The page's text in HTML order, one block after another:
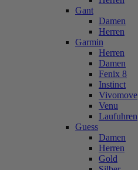
Gant
Damen
Herren
Garmin
Herren
Damen
Fenix 8
Instinct
Vivomove
Venu
Laufuhren
Guess
Damen
Herren
Gold